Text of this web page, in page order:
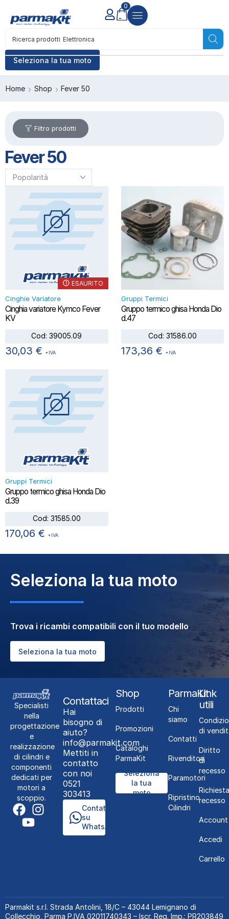
Seleziona la tua moto
Ricerca prodotti Elettronica
0
Home Shop Fever 50
Filtro prodotti
Fever 50
Cinghie Variatore
Cinghia variatore Kymco Fever
KV
Cod: 39005.09
30,03 € +IVA
ESAURITO
Gruppi Termici
Gruppo termico ghisa Honda Dio
d.47
Cod: 31586.00
173,36 € +IVA
Gruppi Termici
Gruppo termico ghisa Honda Dio
d.39
Cod: 31585.00
170,06 € +IVA
Seleziona la tua moto
Trova i ricambi compatibili con il tuo modello
Seleziona la tua moto
Specialisti
nella
progettazione
e
realizzazione
di cilindri e
componenti
dedicati per
motori a
scoppio.
Contattaci
Hai
bisogno di
aiuto?
info@parmakit.com
Mettiti in
contatto
con noi
0521
303413
Contattaci
su
WhatsApp
Shop
Prodotti
Promozioni
Cataloghi
ParmaKit
Seleziona
la tua
moto
ParmaKit
Chi
siamo
Contatti
Rivenditori
Paramotori
Ripristino
Cilindri
Link
utili
di
Diritto
di
recesso
Richiesta
recesso
Account
Accedi
Carrello
Parmakit s.r.l. Strada Antolini, 18/C – 43044 Lemignano di
Collecchio, Parma P.IVA 02011740343 – Iscr. Reg. Imp.: PR203849